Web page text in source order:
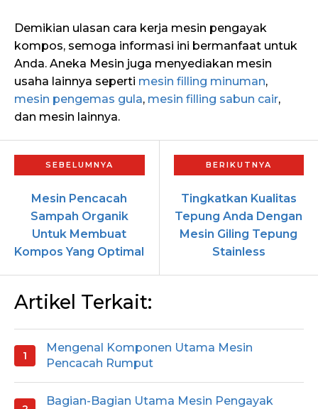
Demikian ulasan cara kerja mesin pengayak
kompos, semoga informasi ini bermanfaat untuk
Anda. Aneka Mesin juga menyediakan mesin
usaha lainnya seperti mesin filling minuman,
mesin pengemas gula, mesin filling sabun cair,
dan mesin lainnya.
Mesin Pencacah
Sampah Organik
Untuk Membuat
Kompos Yang Optimal
Tingkatkan Kualitas
Tepung Anda Dengan
Mesin Giling Tepung
Stainless
Artikel Terkait:
Mengenal Komponen Utama Mesin
Pencacah Rumput
Bagian-Bagian Utama Mesin Pengayak